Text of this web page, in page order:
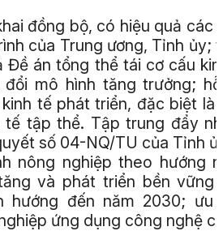
đồng bộ, có hiệu quả các
của Trung ương, Tỉnh ủy;
Đề án tổng thể tái cơ cấu
đổi mô hình tăng trưởng;
tế phát triển, đặc biệt là
tế tập thể. Tập trung đẩy
số 04-NQ/TU của Tỉnh
nông nghiệp theo hướng
và phát triển bền vững
hướng đến năm 2030; ưu
ứng dụng công nghệ